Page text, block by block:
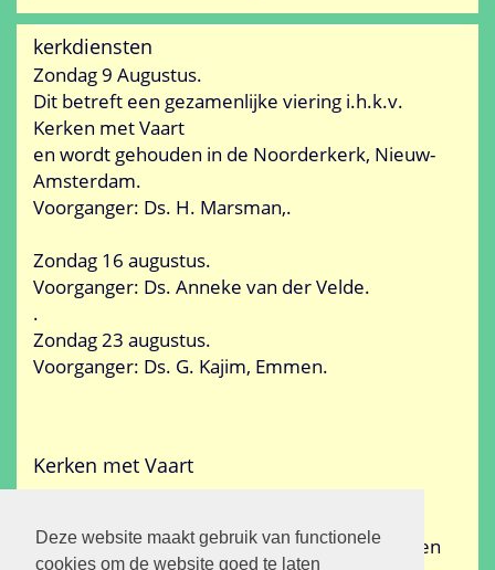
Deze website maakt gebruik van functionele
cookies om de website goed te laten
kerkdiensten
Zondag 9 Augustus.
Dit betreft een gezamenlijke viering i.h.k.v.
Kerken met Vaart
en wordt gehouden in de Noorderkerk, Nieuw-
Amsterdam.
Voorganger: Ds. H. Marsman,.
Zondag 16 augustus.
Voorganger: Ds. Anneke van der Velde.
.
Zondag 23 augustus.
Voorganger: Ds. G. Kajim, Emmen.
Kerken met Vaart
allerlei informatie over de kerken die meedoen